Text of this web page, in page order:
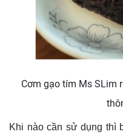
Cơm gạo tím Ms SLim
Khi nào cần sử dụng thì